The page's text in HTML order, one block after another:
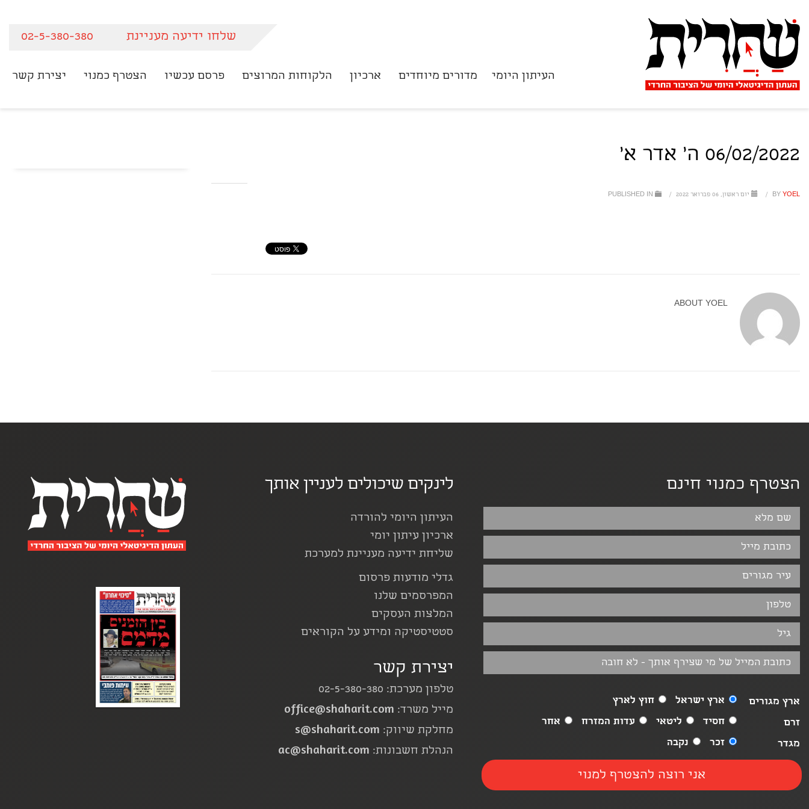
שלחו ידיעה מעניינת 02-5-380-380
העיתון היומי מדורים מיוחדים ארכיון הלקוחות המרוצים פרסם עכשיו הצטרף כמנוי יצירת קשר
06/02/2022 ה' אדר א'
BY YOEL
/ יום ראשון, 06 פברואר 2022 /
ABOUT YOEL
הצטרף כמנוי חינם
ארץ מגורים ארץ ישראל
חוץ לארץ
זרם
חסיד ליטאי עדות המזרח
אחר
מגדר
זכר נקבה
לינקים שיכולים לעניין אותך
העיתון היומי להורדה
ארכיון עיתון יומי
שליחת ידיעה מעניינת למערכת
גדלי מודעות פרסום
המפרסמים שלנו
המלצות העסקים
סטטיסטיקה ומידע על הקוראים
יצירת קשר
טלפון מערכת: 02-5-380-380
מייל משרד: office@shaharit.com
מחלקת שיווק: s@shaharit.com
הנהלת חשבונות: ac@shaharit.com